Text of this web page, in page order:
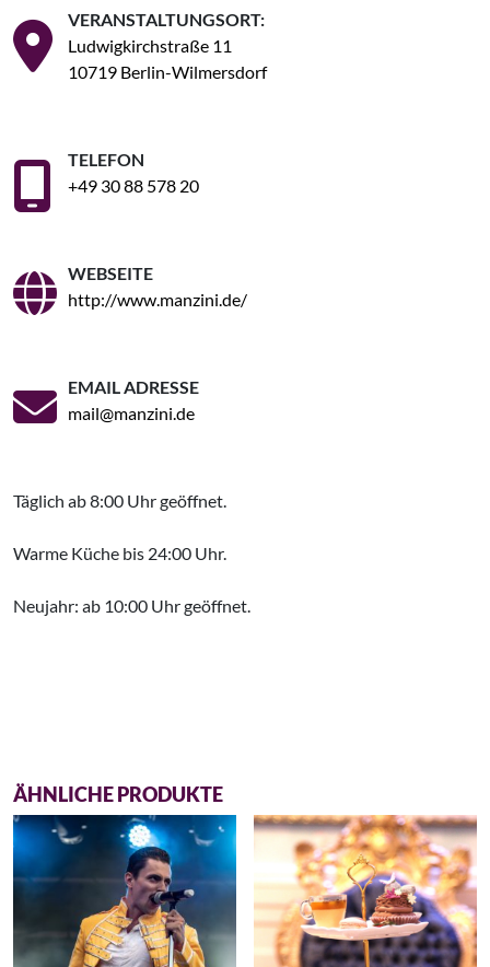
VERANSTALTUNGSORT:
Ludwigkirchstraße 11
10719 Berlin-Wilmersdorf
TELEFON
+49 30 88 578 20
WEBSEITE
http://www.manzini.de/
EMAIL ADRESSE
mail@manzini.de
Täglich ab 8:00 Uhr geöffnet.
Warme Küche bis 24:00 Uhr.
Neujahr: ab 10:00 Uhr geöffnet.
ÄHNLICHE PRODUKTE